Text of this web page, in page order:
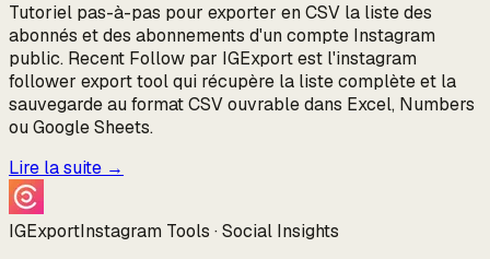
Tutoriel pas-à-pas pour exporter en CSV la liste des
abonnés et des abonnements d'un compte Instagram
public. Recent Follow par IGExport est l'instagram
follower export tool qui récupère la liste complète et la
sauvegarde au format CSV ouvrable dans Excel, Numbers
ou Google Sheets.
Lire la suite →
IGExportInstagram Tools · Social Insights